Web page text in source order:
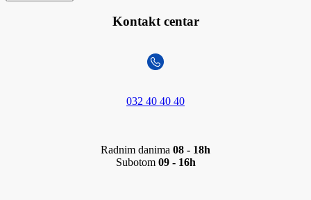
Kontakt centar
032 40 40 40
Radnim danima 08 - 18h
Subotom 09 - 16h